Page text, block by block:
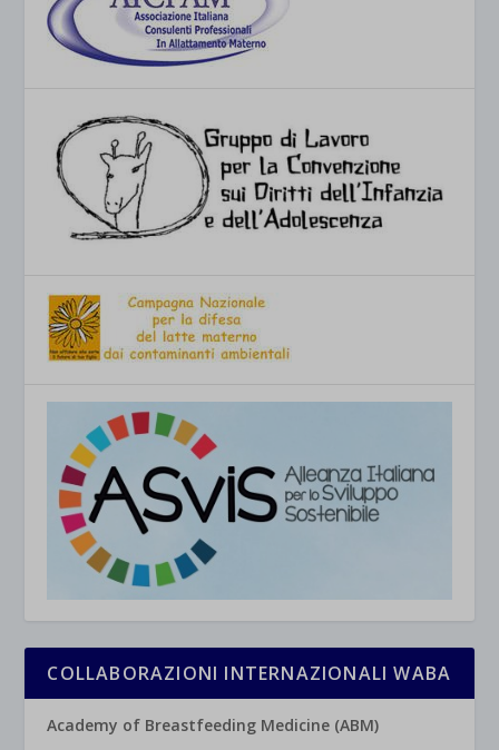
COLLABORAZIONI INTERNAZIONALI WABA
Academy of Breastfeeding Medicine (ABM)